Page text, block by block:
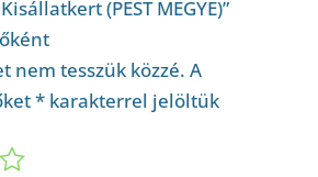
(PEST MEGYE)”
nem tesszük közzé. A
*karakterrel jelöltük